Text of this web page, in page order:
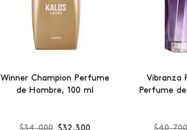
Winner Champion Perfume
de Hombre, 100 ml
Vibranza
Perfume